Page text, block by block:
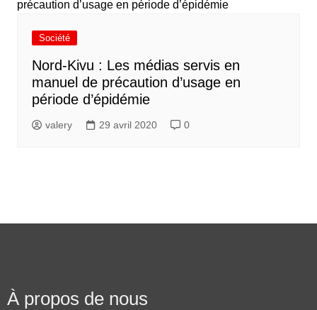
Société
Nord-Kivu : Les médias servis en
manuel de précaution d’usage en
période d’épidémie
valery 29 avril 2020 0
À propos de nous